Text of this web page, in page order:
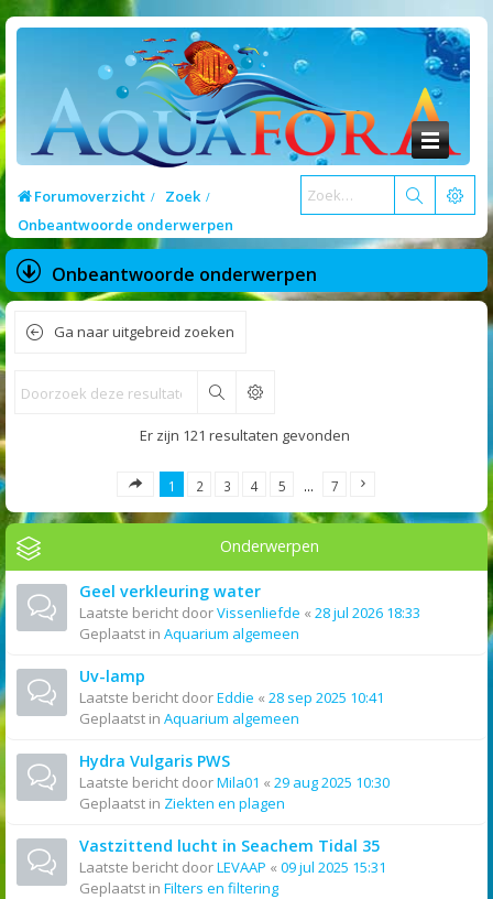
Forumoverzicht
Zoek
Onbeantwoorde onderwerpen
Onbeantwoorde onderwerpen
Ga naar uitgebreid zoeken
Zoek
Er zijn 121 resultaten gevonden
1 2 3 4 5 … 7
Onderwerpen
Geel verkleuring water
Laatste bericht doorVissenliefde « 28 jul 2026 18:33
Geplaatst in Aquarium algemeen
Uv-lamp
Laatste bericht doorEddie « 28 sep 2025 10:41
Geplaatst in Aquarium algemeen
Hydra Vulgaris PWS
Laatste bericht doorMila01 « 29 aug 2025 10:30
Geplaatst in Ziekten en plagen
Vastzittend lucht in Seachem Tidal 35
Laatste bericht doorLEVAAP « 09 jul 2025 15:31
Geplaatst in Filters en filtering